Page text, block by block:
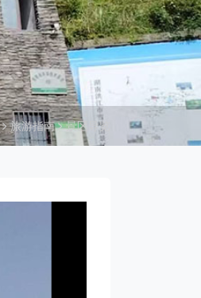
旅游指南 景区导览